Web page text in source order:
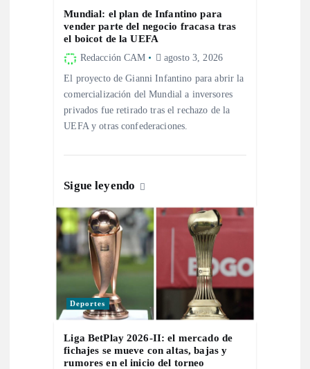
Mundial: el plan de Infantino para
vender parte del negocio fracasa tras
el boicot de la UEFA
Redacción CAM agosto 3, 2026
El proyecto de Gianni Infantino para abrir la
comercialización del Mundial a inversores
privados fue retirado tras el rechazo de la
UEFA y otras confederaciones.
Sigue leyendo
Deportes
Liga BetPlay 2026-II: el mercado de
fichajes se mueve con altas, bajas y
rumores en el inicio del torneo